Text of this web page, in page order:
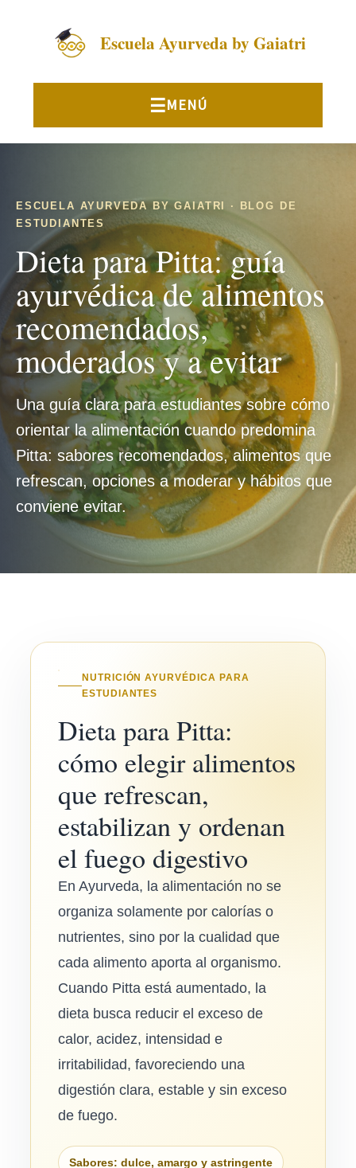
Escuela Ayurveda by Gaiatri
ESCUELA AYURVEDA BY GAIATRI · BLOG DE
ESTUDIANTES
Dieta para Pitta: guía
ayurvédica de alimentos
recomendados,
moderados y a evitar
Una guía clara para estudiantes sobre cómo
orientar la alimentación cuando predomina
Pitta: sabores recomendados, alimentos que
refrescan, opciones a moderar y hábitos que
conviene evitar.
NUTRICIÓN AYURVÉDICA PARA
ESTUDIANTES
Dieta para Pitta:
cómo elegir alimentos
que refrescan,
estabilizan y ordenan
el fuego digestivo
En Ayurveda, la alimentación no se
organiza solamente por calorías o
nutrientes, sino por la cualidad que
cada alimento aporta al organismo.
Cuando Pitta está aumentado, la
dieta busca reducir el exceso de
calor, acidez, intensidad e
irritabilidad, favoreciendo una
digestión clara, estable y sin exceso
de fuego.
Sabores: dulce, amargo y astringente